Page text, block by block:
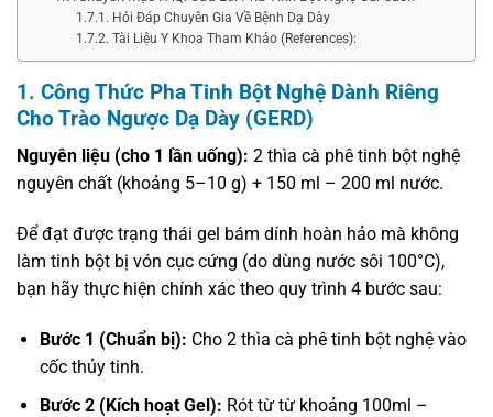
Hỏi Đáp Chuyên Gia Về Bệnh Dạ Dày
Tài Liệu Y Khoa Tham Khảo (References):
1. Công Thức Pha Tinh Bột Nghệ Dành Riêng
Cho Trào Ngược Dạ Dày (GERD)
Nguyên liệu (cho 1 lần uống): 2 thìa cà phê tinh bột nghệ
nguyên chất (khoảng 5–10 g) + 150 ml – 200 ml nước.
Để đạt được trạng thái gel bám dính hoàn hảo mà không
làm tinh bột bị vón cục cứng (do dùng nước sôi 100°C),
bạn hãy thực hiện chính xác theo quy trình 4 bước sau:
Bước 1 (Chuẩn bị): Cho 2 thìa cà phê tinh bột nghệ vào
cốc thủy tinh.
Bước 2 (Kích hoạt Gel): Rót từ từ khoảng 100ml –